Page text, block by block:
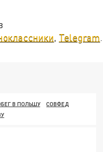
, Telegram.
В ПОЛЬШУ
СОВФЕД